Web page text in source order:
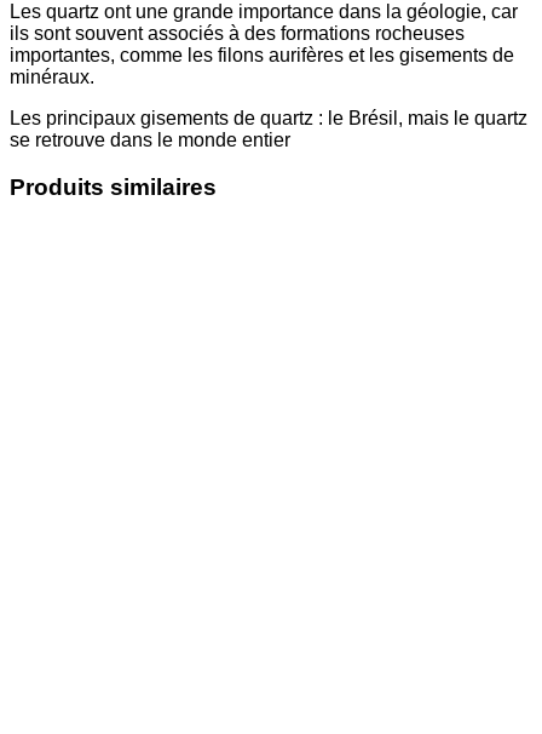
Les quartz ont une grande importance dans la géologie, car
ils sont souvent associés à des formations rocheuses
importantes, comme les filons aurifères et les gisements de
minéraux.
Les principaux gisements de quartz : le Brésil, mais le quartz
se retrouve dans le monde entier
Produits similaires